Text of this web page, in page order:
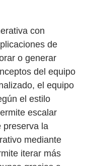
con
de
o generar
del equipo
el equipo
el estilo
escalar
preserva la
mediante
iterar más